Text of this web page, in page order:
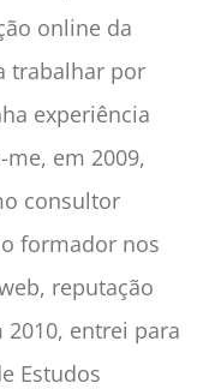
online da
trabalhar por
experiência
em 2009,
consultor
formador nos
reputação
entrei para
Estudos